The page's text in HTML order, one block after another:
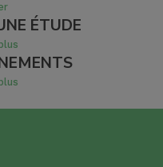
ÉTUDE